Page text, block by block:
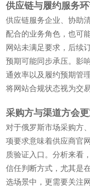
供应链与履约服务
供应链服务企业、协助
配合的业务角色，也可
网站未满足要求，后续
预期可能同步承压。影
通效率以及履约预期管
将网站合规状态视为交
采购方与渠道方会
对于俄罗斯市场采购方
项要求意味着供应商官
质验证入口。分析来看
信任判断方式，尤其是
选场景中，更需要关注